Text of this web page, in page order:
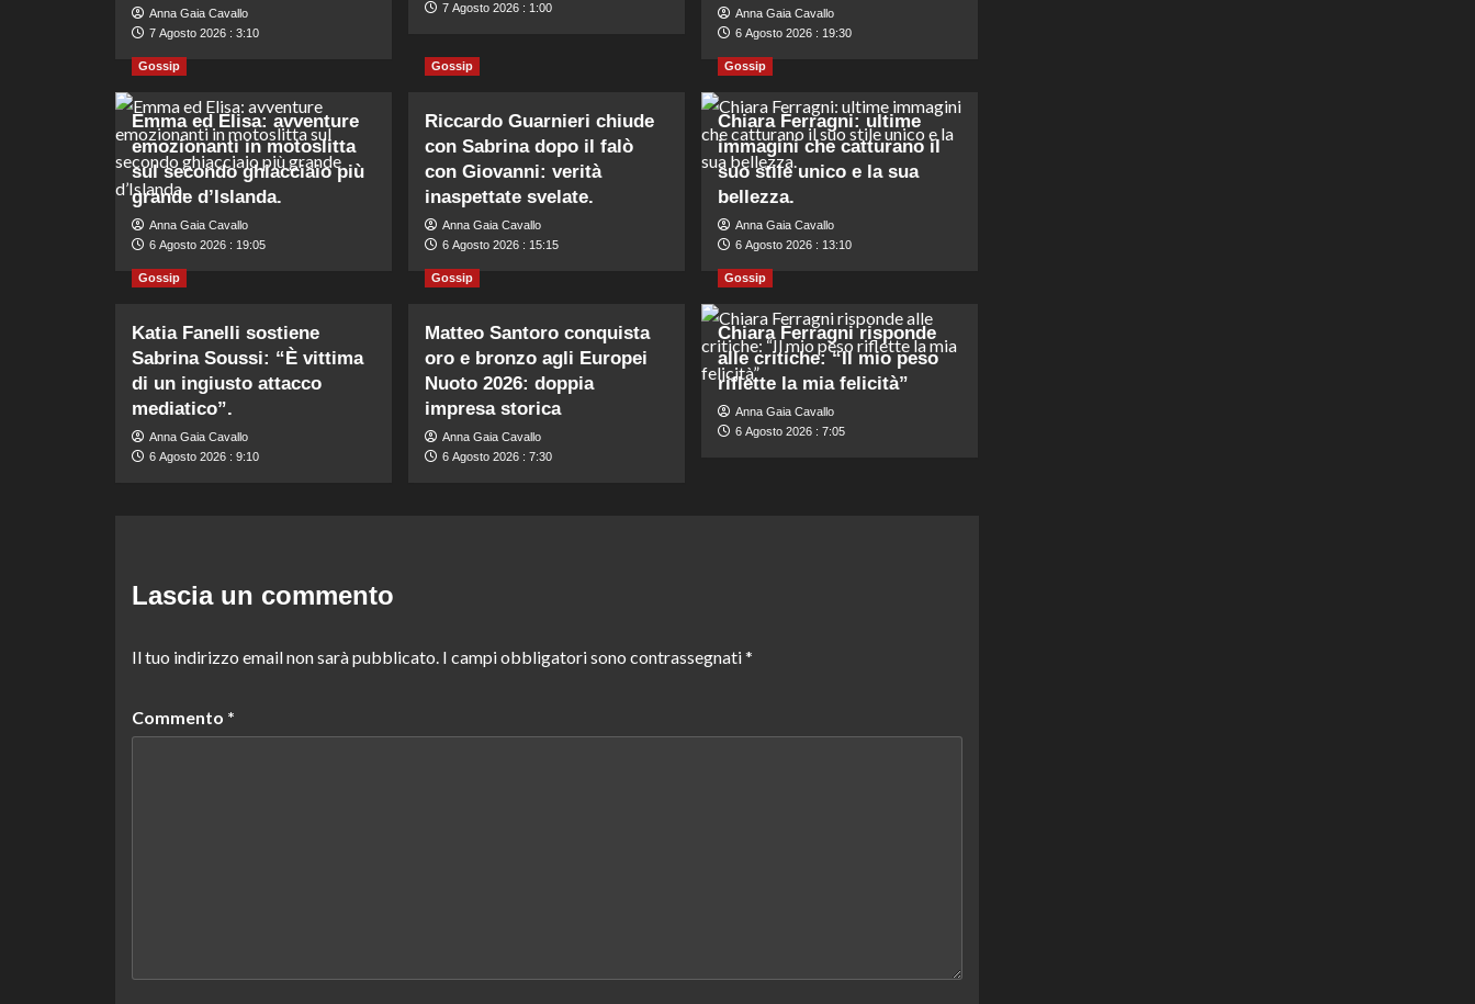
Anna Gaia Cavallo
7 Agosto 2026 : 3:10
7 Agosto 2026 : 1:00
Anna Gaia Cavallo
6 Agosto 2026 : 19:30
Gossip
Emma ed Elisa: avventure
emozionanti in motoslitta
sul secondo ghiacciaio più
grande d’Islanda.
Anna Gaia Cavallo
6 Agosto 2026 : 19:05
Gossip
Riccardo Guarnieri chiude
con Sabrina dopo il falò
con Giovanni: verità
inaspettate svelate.
Anna Gaia Cavallo
6 Agosto 2026 : 15:15
Gossip
Chiara Ferragni: ultime
immagini che catturano il
suo stile unico e la sua
bellezza.
Anna Gaia Cavallo
6 Agosto 2026 : 13:10
Gossip
Katia Fanelli sostiene
Sabrina Soussi: “È vittima
di un ingiusto attacco
mediatico”.
Anna Gaia Cavallo
6 Agosto 2026 : 9:10
Gossip
Matteo Santoro conquista
oro e bronzo agli Europei
Nuoto 2026: doppia
impresa storica
Anna Gaia Cavallo
6 Agosto 2026 : 7:30
Gossip
Chiara Ferragni risponde
alle critiche: “Il mio peso
riflette la mia felicità”
Anna Gaia Cavallo
6 Agosto 2026 : 7:05
Lascia un commento
Il tuo indirizzo email non sarà pubblicato. I campi obbligatori sono contrassegnati*
Commento *